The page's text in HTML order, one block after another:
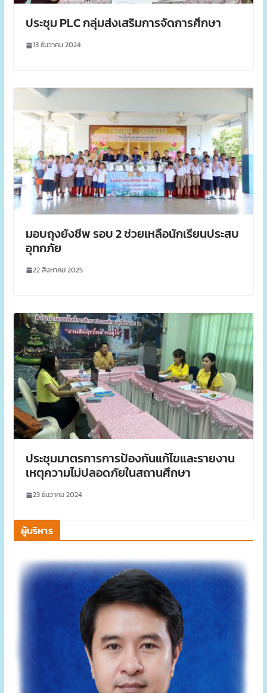
ประชุม PLC กลุ่มส่งเสริมการจัดการศึกษา
13 ธันวาคม 2024
มอบถุงยังชีพ รอบ 2 ช่วยเหลือนักเรียนประสบ
อุทกภัย
22 สิงหาคม 2025
ประชุมมาตรการการป้องกันแก้ไขและรายงาน
เหตุความไม่ปลอดภัยในสถานศึกษา
23 ธันวาคม 2024
ผู้บริหาร